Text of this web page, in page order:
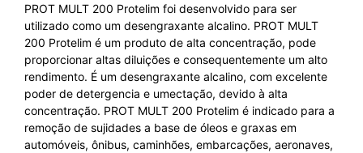
PROT MULT 200 Protelim foi desenvolvido para ser
utilizado como um desengraxante alcalino. PROT MULT
200 Protelim é um produto de alta concentração, pode
proporcionar altas diluições e consequentemente um alto
rendimento. É um desengraxante alcalino, com excelente
poder de detergencia e umectação, devido à alta
concentração. PROT MULT 200 Protelim é indicado para a
remoção de sujidades a base de óleos e graxas em
automóveis, ônibus, caminhões, embarcações, aeronaves,